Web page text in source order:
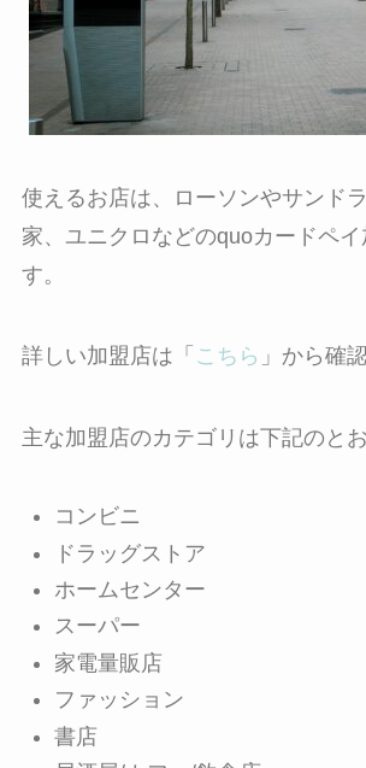
使えるお店は、ローソンやサンド
家、ユニクロなどのquoカードペイ
す。
詳しい加盟店は「 こちら 」から確
主な加盟店のカテゴリは下記のとお
コンビニ
ドラッグストア
ホームセンター
スーパー
家電量販店
ファッション
書店